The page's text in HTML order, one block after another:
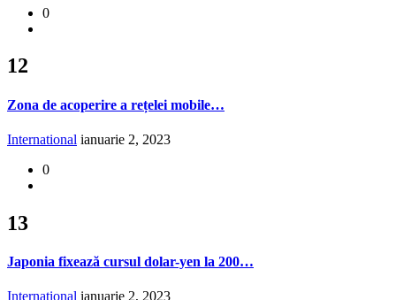
0
12
Zona de acoperire a rețelei mobile…
International ianuarie 2, 2023
0
13
Japonia fixează cursul dolar-yen la 200…
International ianuarie 2, 2023